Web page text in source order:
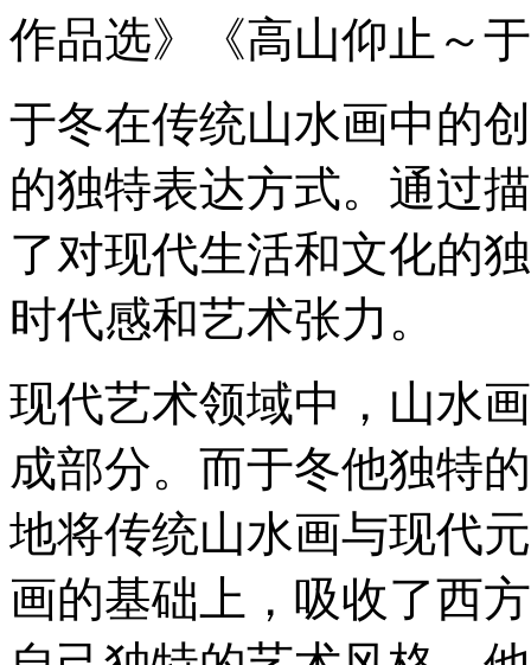
作品选》《高山仰止～
于冬在传统山水画中的
的独特表达方式。通过
了对现代生活和文化的
时代感和艺术张力。
现代艺术领域中，山水
成部分。而于冬他独特
地将传统山水画与现代
画的基础上，吸收了西